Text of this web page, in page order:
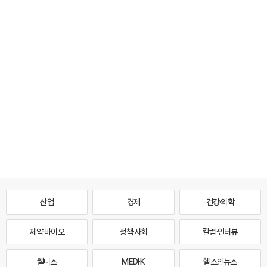
산업 경제 건강·의학
제약·바이오 정책·사회 칼럼·인터뷰
웰니스 MEDI·K 헬스인뉴스